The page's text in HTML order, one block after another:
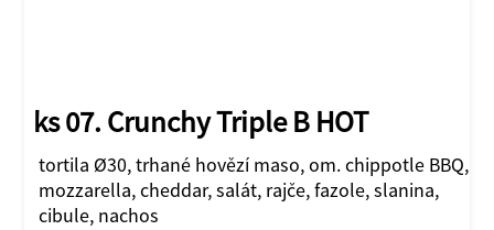
ks 07. Crunchy Triple B HOT
tortila Ø30, trhané hovězí maso, om. chippotle BBQ,
mozzarella, cheddar, salát, rajče, fazole, slanina,
cibule, nachos